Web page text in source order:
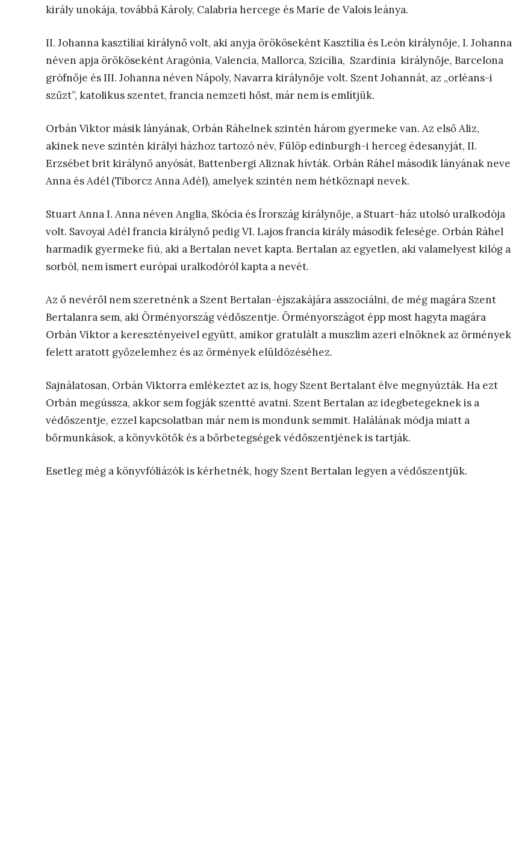
király unokája, továbbá Károly, Calabria hercege és Marie de Valois leánya.
II. Johannakasztíliai királynő volt, aki anyja örököseként Kasztília és León királynője, I. Johanna
néven apja örököseként Aragónia, Valencia, Mallorca, Szicília, Szardínia királynője, Barcelona
grófnője és III. Johanna néven Nápoly, Navarra királynője volt. Szent Johannát, az „orléans-i
szűzt”, katolikus szentet, francia nemzeti hőst, már nem is említjük.
Orbán Viktor másik lányának, Orbán Ráhelnek szintén három gyermeke van. Az első Aliz,
akinek neve szintén királyi házhoz tartozó név, Fülöp edinburgh-i herceg édesanyját, II.
Erzsébet brit királynő anyósát, Battenbergi Aliznak hívták. Orbán Ráhel második lányának neve
Anna és Adél (Tiborcz Anna Adél), amelyek szintén nem hétköznapi nevek.
Stuart Anna I. Anna néven Anglia, Skócia és Írország királynője, a Stuart-ház utolsó uralkodója
volt. Savoyai Adél francia királynő pedig VI. Lajos francia király második felesége. Orbán Ráhel
harmadik gyermeke fiú, aki a Bertalan nevet kapta. Bertalan az egyetlen, aki valamelyest kilóg a
sorból, nem ismert európai uralkodóról kapta a nevét.
Az ő nevéről nem szeretnénk a Szent Bertalan-éjszakájára asszociálni, de még magára Szent
Bertalanra sem, aki Örményország védőszentje. Örményországot épp most hagyta magára
Orbán Viktor a keresztényeivel együtt, amikor gratulált a muszlim azeri elnöknek az örmények
felett aratott győzelemhez és az örmények elüldözéséhez.
Sajnálatosan, Orbán Viktorra emlékeztet az is, hogy Szent Bertalant élve megnyúzták. Ha ezt
Orbán megússza, akkor sem fogják szentté avatni. Szent Bertalan az idegbetegeknek is a
védőszentje, ezzel kapcsolatban már nem is mondunk semmit. Halálának módja miatt a
bőrmunkások, a könyvkötők és a bőrbetegségek védőszentjének is tartják.
Esetleg még a könyvfóliázók is kérhetnék, hogy Szent Bertalan legyen a védőszentjük.